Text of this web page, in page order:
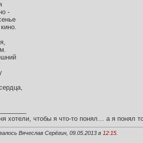
-
хотели, чтобы я что-то понял… а я понял
Вячеслав Серёгин, 09.05.2013 в 12:15